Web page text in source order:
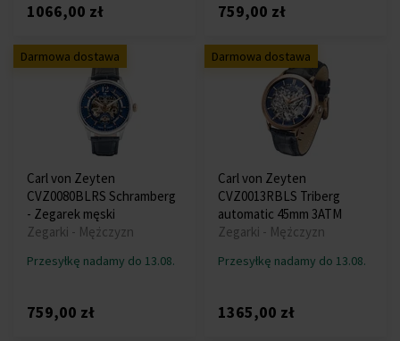
1066,00 zł 759,00 zł
Darmowa dostawa
Carl von Zeyten
CVZ0080BLRS Schramberg
- Zegarek męski
Zegarki - Mężczyzn
Przesyłkę nadamy do 13.08.
759,00 zł
Darmowa dostawa
Carl von Zeyten
CVZ0013RBLS Triberg
automatic 45mm 3ATM
Zegarki - Mężczyzn
Przesyłkę nadamy do 13.08.
1365,00 zł